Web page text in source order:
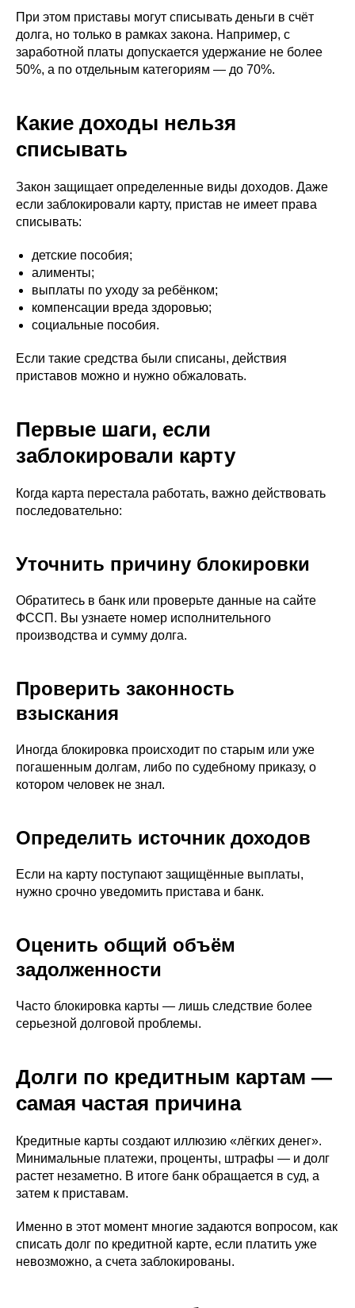
При этом приставы могут списывать деньги в счёт
долга, но только в рамках закона. Например, с
заработной платы допускается удержание не более
50%, а по отдельным категориям — до 70%.
Какие доходы нельзя
списывать
Закон защищает определенные виды доходов. Даже
если заблокировали карту, пристав не имеет права
списывать:
детские пособия;
алименты;
выплаты по уходу за ребёнком;
компенсации вреда здоровью;
социальные пособия.
Если такие средства были списаны, действия
приставов можно и нужно обжаловать.
Первые шаги, если
заблокировали карту
Когда карта перестала работать, важно действовать
последовательно:
Уточнить причину блокировки
Обратитесь в банк или проверьте данные на сайте
ФССП. Вы узнаете номер исполнительного
производства и сумму долга.
Проверить законность
взыскания
Иногда блокировка происходит по старым или уже
погашенным долгам, либо по судебному приказу, о
котором человек не знал.
Определить источник доходов
Если на карту поступают защищённые выплаты,
нужно срочно уведомить пристава и банк.
Оценить общий объём
задолженности
Часто блокировка карты — лишь следствие более
серьезной долговой проблемы.
Долги по кредитным картам —
самая частая причина
Кредитные карты создают иллюзию «лёгких денег».
Минимальные платежи, проценты, штрафы — и долг
растет незаметно. В итоге банк обращается в суд, а
затем к приставам.
Именно в этот момент многие задаются вопросом, как
списать долг по кредитной карте, если платить уже
невозможно, а счета заблокированы.